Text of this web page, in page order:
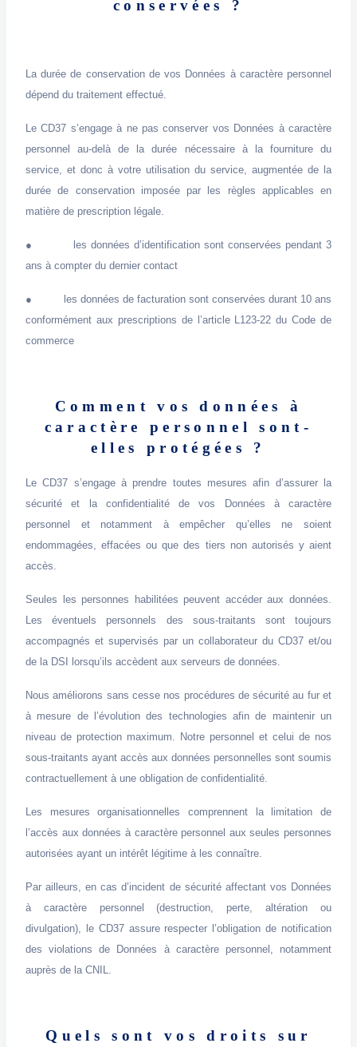
conservées ?
La durée de conservation de vos Données à caractère personnel
dépend du traitement effectué.
Le CD37 s’engage à ne pas conserver vos Données à caractère
personnel au-delà de la durée nécessaire à la fourniture du
service, et donc à votre utilisation du service, augmentée de la
durée de conservation imposée par les règles applicables en
matière de prescription légale.
● les données d’identification sont conservées pendant 3
ans à compter du dernier contact
● les données de facturation sont conservées durant 10 ans
conformément aux prescriptions de l’article L123-22 du Code de
commerce
Comment vos données à
caractère personnel sont-
elles protégées ?
Le CD37 s’engage à prendre toutes mesures afin d’assurer la
sécurité et la confidentialité de vos Données à caractère
personnel et notamment à empêcher qu’elles ne soient
endommagées, effacées ou que des tiers non autorisés y aient
accès.
Seules les personnes habilitées peuvent accéder aux données.
Les éventuels personnels des sous-traitants sont toujours
accompagnés et supervisés par un collaborateur du CD37 et/ou
de la DSI lorsqu’ils accèdent aux serveurs de données.
Nous améliorons sans cesse nos procédures de sécurité au fur et
à mesure de l’évolution des technologies afin de maintenir un
niveau de protection maximum. Notre personnel et celui de nos
sous-traitants ayant accès aux données personnelles sont soumis
contractuellement à une obligation de confidentialité.
Les mesures organisationnelles comprennent la limitation de
l’accès aux données à caractère personnel aux seules personnes
autorisées ayant un intérêt légitime à les connaître.
Par ailleurs, en cas d’incident de sécurité affectant vos Données
à caractère personnel (destruction, perte, altération ou
divulgation), le CD37 assure respecter l’obligation de notification
des violations de Données à caractère personnel, notamment
auprès de la CNIL.
Quels sont vos droits sur